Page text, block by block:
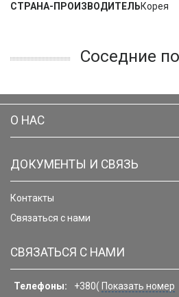
СТРАНА-ПРОИЗВОДИТЕЛЬКорея
Соседние
О НАС
ДОКУМЕНТЫ И СВЯЗЬ
Контакты
Связаться с нами
СВЯЗАТЬСЯ С НАМИ
Телефоны: +380( Показать номер